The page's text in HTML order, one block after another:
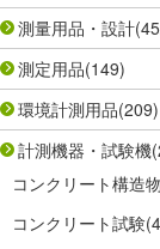
測量用品・設計
測定用品(149)
環境計測用品(209)
計測機器・試験機
コンクリート構造
コンクリート試験